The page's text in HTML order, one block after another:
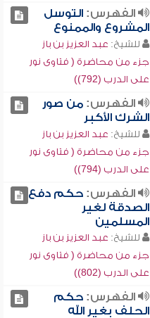
الفهرس:التوسل
المشروع والممنوع
للشيخ: عبد العزيز بن باز
جزء من محاضرة ( فتاوى نور
على الدرب (792))
الفهرس:من صور
الشرك الأكبر
للشيخ: عبد العزيز بن باز
جزء من محاضرة ( فتاوى نور
على الدرب (794))
الفهرس:حكم دفع
الصدقة لغير
المسلمين
للشيخ: عبد العزيز بن باز
جزء من محاضرة ( فتاوى نور
على الدرب (802))
الفهرس:حكم
الحلف بغير الله